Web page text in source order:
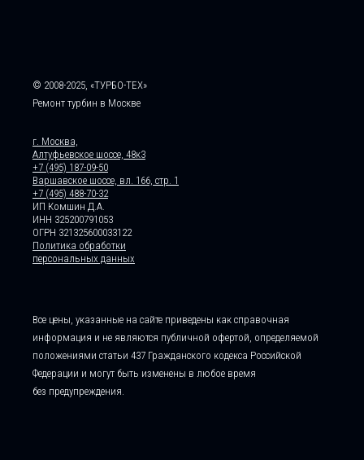
© 2008-2025, «ТУРБО-ТЕХ»
Ремонт турбин в Москве
г. Москва,
Алтуфьевское шоссе, 48к3
+7 (495) 187-09-50
Варшавское шоссе, вл. 166, стр. 1
+7 (495) 488-70-32
ИП Комшин Д.А.
ИНН 325200791053
ОГРН 321325600033122
Политика обработки
персональных данных
Все цены, указанные на сайте приведены как справочная
информация и не являются публичной офертой, определяемой
положениями статьи 437 Гражданского кодекса Российской
Федерации и могут быть изменены в любое время
без предупреждения.